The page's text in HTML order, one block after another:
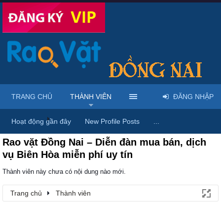
Trang chủ Thành viên
Rao vặt Đồng Nai – Diễn đàn mua bán, dịch
vụ Biên Hòa miễn phí uy tín
Thành viên này chưa có nội dung nào mới.
Trang chủ Thành viên
TRANG CHỦ THÀNH VIÊN
Hoạt động gần đây New Profile Posts
ĐĂNG NHẬP